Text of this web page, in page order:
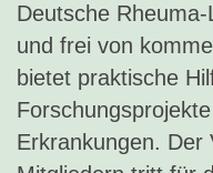
Deutsche
und frei von
bietet praktische
Erkrankungen. Der